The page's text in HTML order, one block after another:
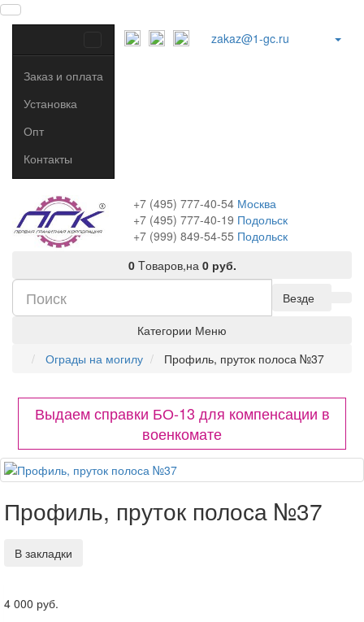
Заказ и оплата
Установка
Опт
Контакты
zakaz@1-gc.ru
+7 (495) 777-40-54 Москва
+7 (495) 777-40-19 Подольск
+7 (999) 849-54-55 Подольск
0 Tоваров,на 0 руб.
Везде
Категории Меню
Ограды на могилу
Профиль, пруток полоса №37
Выдаем справки БО-13 для компенсации в
военкомате
Профиль, пруток полоса №37
В закладки
4 000 руб.